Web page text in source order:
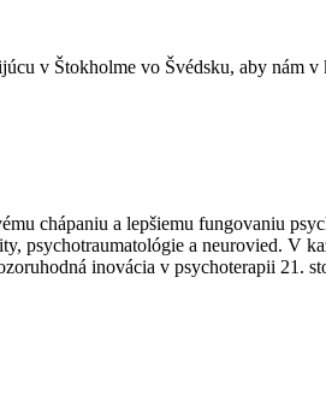
v Štokholme vo Švédsku, aby nám
chápaniu a lepšiemu fungovaniu
psychotraumatológie a neurovied. V
inovácia v psychoterapii 21.